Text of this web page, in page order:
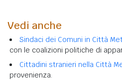
Vedi anche
Sindaci dei Comuni in Città
con le coalizioni politiche di
Cittadini stranieri nella Città
provenienza.